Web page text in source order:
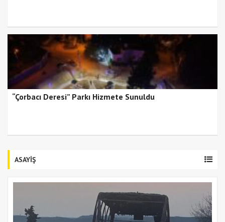
“Çorbacı Deresi” Parkı Hizmete Sunuldu
ASAYİŞ